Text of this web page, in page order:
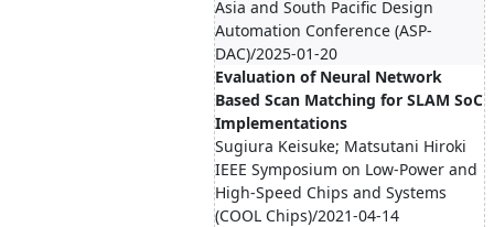
Asia and South Pacific Design
Automation Conference (ASP-
DAC)/2025-01-20
Evaluation of Neural Network
Based Scan Matching for SLAM SoC
Implementations
Sugiura Keisuke; Matsutani Hiroki
IEEE Symposium on Low-Power and
High-Speed Chips and Systems
(COOL Chips)/2021-04-14